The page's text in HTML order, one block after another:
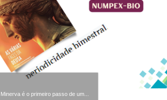
é o primeiro passo de um...